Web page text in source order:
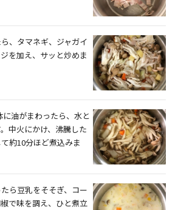
、タマネギ、ジャガイ
を加え、サッと炒めま
油がまわったら、水と
中火にかけ、沸騰した
約10分ほど煮込みま
ら豆乳をそそぎ、コー
で味を調え、ひと煮立